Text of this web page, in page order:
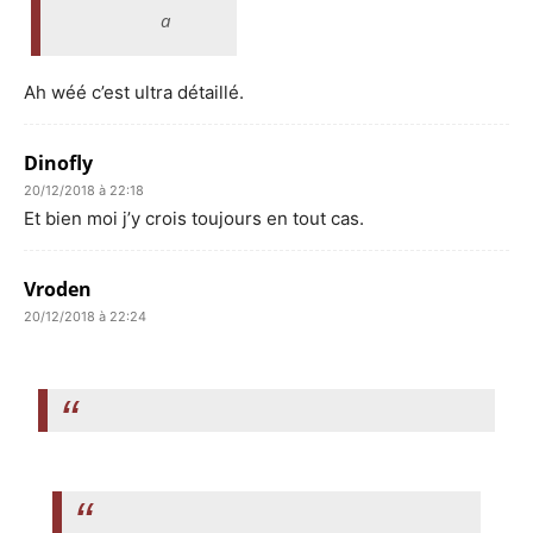
a
Ah wéé c’est ultra détaillé.
Dinofly
20/12/2018 à 22:18
Et bien moi j’y crois toujours en tout cas.
Vroden
20/12/2018 à 22:24